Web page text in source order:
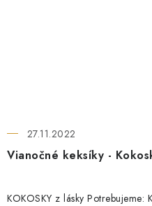
Vianočné keksíky -
27.11.2022
KOKOSKY z lásky Potrebujeme: